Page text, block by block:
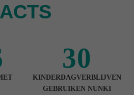
30
KINDERDAGVERBLIJVEN
GEBRUIKEN NUNKI